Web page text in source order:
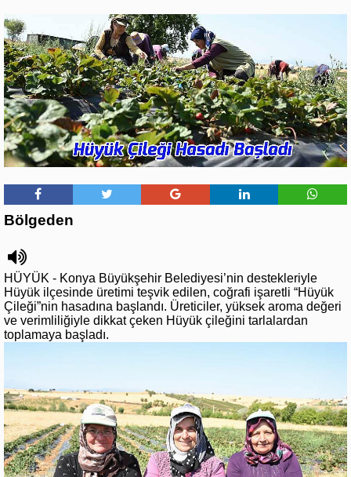
Bölgeden
HÜYÜK - Konya Büyükşehir Belediyesi’nin destekleriyle
Hüyük ilçesinde üretimi teşvik edilen, coğrafi işaretli “Hüyük
Çileği”nin hasadına başlandı. Üreticiler, yüksek aroma değeri
ve verimliliğiyle dikkat çeken Hüyük çileğini tarlalardan
toplamaya başladı.